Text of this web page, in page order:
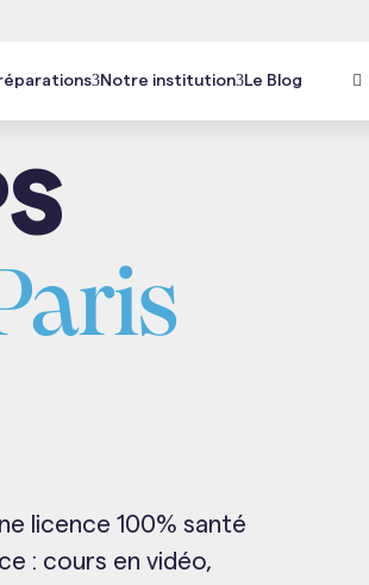
Notre institution Le Blog 
licence 100% santé
: cours en vidéo,